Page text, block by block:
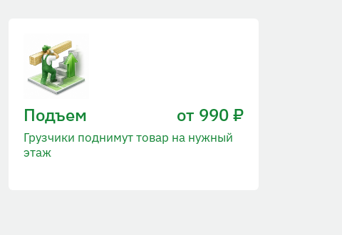
Подъем от 990 ₽
Грузчики поднимут товар на нужный
этаж